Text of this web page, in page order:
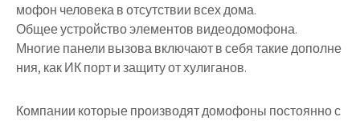
мофон человека в отсутствии всех дома.
Общее устройство элементов видеодомофона.
Многие панели вызова включают в себя такие дополне
ния, как ИК порт и защиту от хулиганов.
Компании которые производят домофоны постоянно с